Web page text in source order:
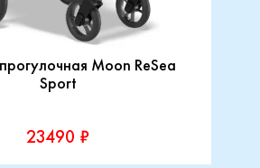
Moon ReSea
Sport
23490 ₽